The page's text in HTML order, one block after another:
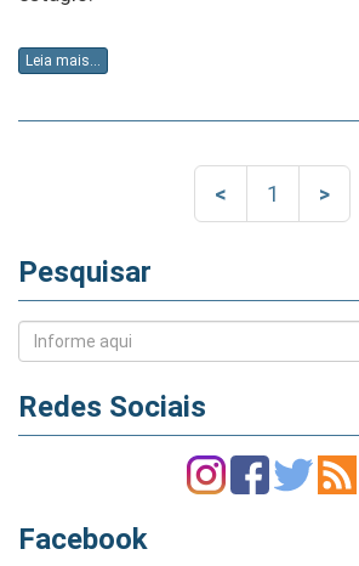
Leia mais...
< 1 >
Pesquisar
Redes Sociais
Facebook